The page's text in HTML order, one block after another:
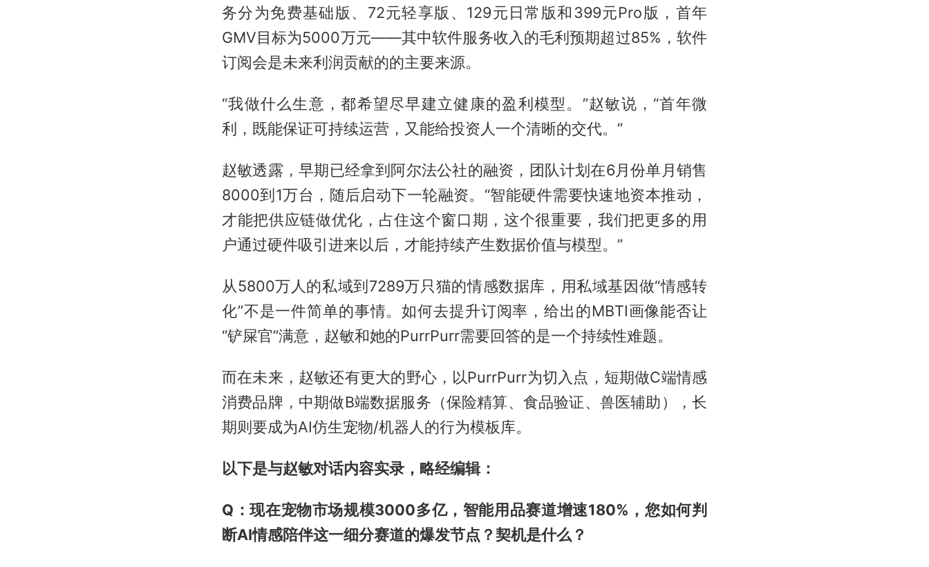
务分为免费基础版、72元轻享版、129元日常版和399元Pro版，首年
GMV目标为5000万元——其中软件服务收入的毛利预期超过85%，软件
订阅会是未来利润贡献的的主要来源。
“我做什么生意，都希望尽早建立健康的盈利模型。”赵敏说，“首年微
利，既能保证可持续运营，又能给投资人一个清晰的交代。”
赵敏透露，早期已经拿到阿尔法公社的融资，团队计划在6月份单月销售
8000到1万台，随后启动下一轮融资。“智能硬件需要快速地资本推动，
才能把供应链做优化，占住这个窗口期，这个很重要，我们把更多的用
户通过硬件吸引进来以后，才能持续产生数据价值与模型。”
从5800万人的私域到7289万只猫的情感数据库，用私域基因做“情感转
化”不是一件简单的事情。如何去提升订阅率，给出的MBTI画像能否让
“铲屎官”满意，赵敏和她的PurrPurr需要回答的是一个持续性难题。
而在未来，赵敏还有更大的野心，以PurrPurr为切入点，短期做C端情感
消费品牌，中期做B端数据服务（保险精算、食品验证、兽医辅助），长
期则要成为AI仿生宠物/机器人的行为模板库。
以下是与赵敏对话内容实录，略经编辑：
Q：现在宠物市场规模3000多亿，智能用品赛道增速180%，您如何判
断AI情感陪伴这一细分赛道的爆发节点？契机是什么？